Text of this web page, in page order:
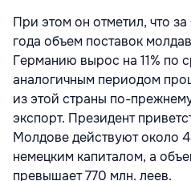
При этом он отметил, что
года объем поставок
Германию вырос на 11% по
аналогичным периодом
из этой страны по-
экспорт. Президент
Молдове действуют около
немецким капиталом, а
превышает 770 млн. леев.